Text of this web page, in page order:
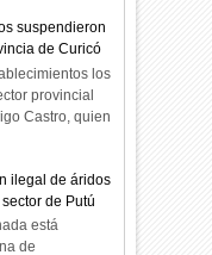
suspendieron
de Curicó
los
provincial
Castro, quien
ilegal de áridos
de Putú
está
de